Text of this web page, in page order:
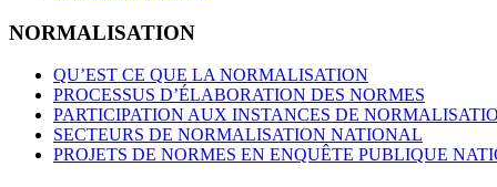
NORMALISATION
QU’EST CE QUE LA NORMALISATION
PROCESSUS D’ÉLABORATION DES NORMES
PARTICIPATION AUX INSTANCES DE
SECTEURS DE NORMALISATION NATIONAL
PROJETS DE NORMES EN ENQUÊTE PUBLIQUE